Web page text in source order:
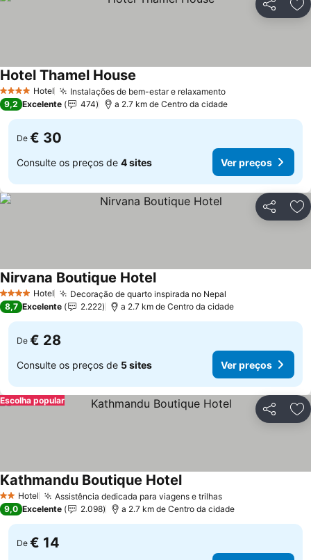
Partilhar
4 EstrelasHotel Instalações de bem-estar e relaxamento
Hotel Thamel House
9,2 Excelente 474 a 2.7 km de Centro da cidade
De € 30
Consulte os preços de 4 sites Ver preços
Partilhar
4 EstrelasHotel Decoração de quarto inspirada no Nepal
Nirvana Boutique Hotel
8,7 Excelente 2.222 a 2.7 km de Centro da cidade
De € 28
Consulte os preços de 5 sites Ver preços
Partilhar
Escolha popular
2 Estrelas
Hotel Assistência dedicada para viagens e trilhas
Kathmandu Boutique Hotel
9,0 Excelente 2.098 a 2.7 km de Centro da cidade
De € 14